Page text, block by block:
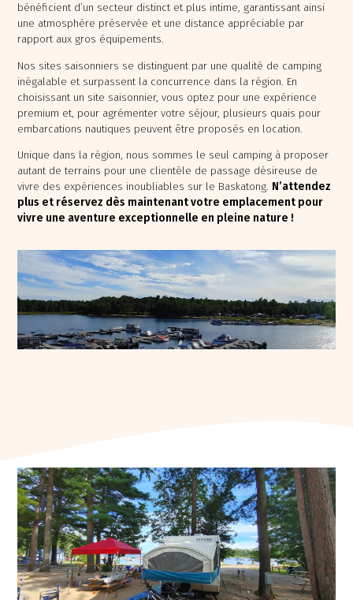
Outaouais
CAMPING UNION BASKATONG
/POURVOIRIE RAINVILLE
Chaudière Appalaches
CAMPING PARC DE LA
CHAUDIÈRE
bénéficient d’un secteur distinct et plus intime, garantissant ainsi
une atmosphère préservée et une distance appréciable par
rapport aux gros équipements.
Nos sites saisonniers se distinguent par une qualité de camping
inégalable et surpassent la concurrence dans la région. En
choisissant un site saisonnier, vous optez pour une expérience
premium et, pour agrémenter votre séjour, plusieurs quais pour
embarcations nautiques peuvent être proposés en location.
Unique dans la région, nous sommes le seul camping à proposer
autant de terrains pour une clientèle de passage désireuse de
vivre des expériences inoubliables sur le Baskatong. N’attendez
plus et réservez dès maintenant votre emplacement pour
vivre une aventure exceptionnelle en pleine nature !